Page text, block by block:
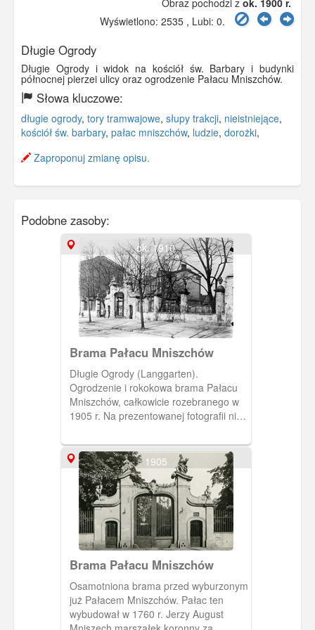
Obraz pochodzi z ok. 1900 r.
Wyświetlono: 2535 , Lubi: 0.
Długie Ogrody
Długie Ogrody i widok na kościół św. Barbary i budynki
północnej pierzei ulicy oraz ogrodzenie Pałacu Mniszchów.
Słowa kluczowe:
długie ogrody, tory tramwajowe, słupy trakcji, nieistniejące,
kościół św. barbary, pałac mniszchów, ludzie, dorożki,
Zaproponuj zmianę opisu.
Podobne zasoby:
ok. 1910
Brama Pałacu Mniszchów
Długie Ogrody (Langgarten).
Ogrodzenie i rokokowa brama Pałacu
Mniszchów, całkowicie rozebranego w
1905 r. Na prezentowanej fotografii nie
charakterystyczny dwuspadowy dach.
1905
Brama Pałacu Mniszchów
Osamotniona brama przed wyburzonym
już Pałacem Mniszchów. Pałac ten
wybudował w 1760 r. Jerzy August